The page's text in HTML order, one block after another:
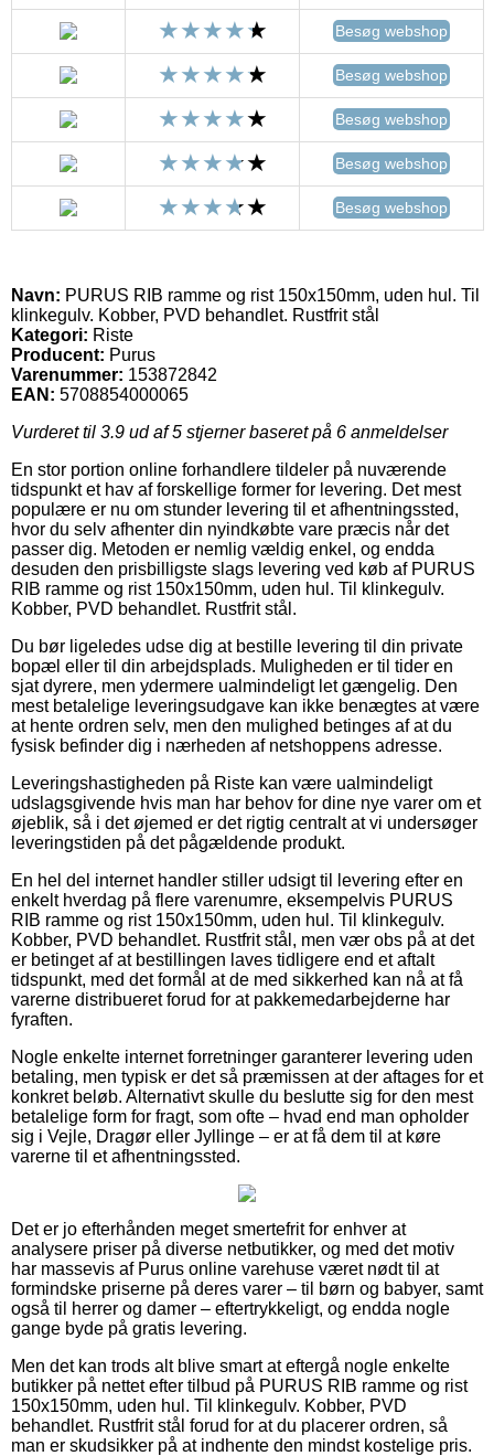
Besøg webshop
Besøg webshop
Besøg webshop
Besøg webshop
Besøg webshop
Navn: PURUS RIB ramme og rist 150x150mm, uden hul. Til
klinkegulv. Kobber, PVD behandlet. Rustfrit stål
Kategori: Riste
Producent: Purus
Varenummer: 153872842
EAN: 5708854000065
Vurderet til 3.9 ud af 5 stjerner baseret på 6 anmeldelser
En stor portion online forhandlere tildeler på nuværende
tidspunkt et hav af forskellige former for levering. Det mest
populære er nu om stunder levering til et afhentningssted,
hvor du selv afhenter din nyindkøbte vare præcis når det
passer dig. Metoden er nemlig vældig enkel, og endda
desuden den prisbilligste slags levering ved køb af PURUS
RIB ramme og rist 150x150mm, uden hul. Til klinkegulv.
Kobber, PVD behandlet. Rustfrit stål.
Du bør ligeledes udse dig at bestille levering til din private
bopæl eller til din arbejdsplads. Muligheden er til tider en
sjat dyrere, men ydermere ualmindeligt let gængelig. Den
mest betalelige leveringsudgave kan ikke benægtes at være
at hente ordren selv, men den mulighed betinges af at du
fysisk befinder dig i nærheden af netshoppens adresse.
Leveringshastigheden på Riste kan være ualmindeligt
udslagsgivende hvis man har behov for dine nye varer om et
øjeblik, så i det øjemed er det rigtig centralt at vi undersøger
leveringstiden på det pågældende produkt.
En hel del internet handler stiller udsigt til levering efter en
enkelt hverdag på flere varenumre, eksempelvis PURUS
RIB ramme og rist 150x150mm, uden hul. Til klinkegulv.
Kobber, PVD behandlet. Rustfrit stål, men vær obs på at det
er betinget af at bestillingen laves tidligere end et aftalt
tidspunkt, med det formål at de med sikkerhed kan nå at få
varerne distribueret forud for at pakkemedarbejderne har
fyraften.
Nogle enkelte internet forretninger garanterer levering uden
betaling, men typisk er det så præmissen at der aftages for et
konkret beløb. Alternativt skulle du beslutte sig for den mest
betalelige form for fragt, som ofte – hvad end man opholder
sig i Vejle, Dragør eller Jyllinge – er at få dem til at køre
varerne til et afhentningssted.
Det er jo efterhånden meget smertefrit for enhver at
analysere priser på diverse netbutikker, og med det motiv
har massevis af Purus online varehuse været nødt til at
formindske priserne på deres varer – til børn og babyer, samt
også til herrer og damer – eftertrykkeligt, og endda nogle
gange byde på gratis levering.
Men det kan trods alt blive smart at eftergå nogle enkelte
butikker på nettet efter tilbud på PURUS RIB ramme og rist
150x150mm, uden hul. Til klinkegulv. Kobber, PVD
behandlet. Rustfrit stål forud for at du placerer ordren, så
man er skudsikker på at indhente den mindst kostelige pris.